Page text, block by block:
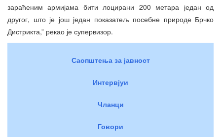
зараћеним армијама бити лоцирани 200 метара један од
другог, што је још један показатељ посебне природе Брчко
Дистрикта,” рекао је супервизор.
Саопштења за јавност
Интервјуи
Чланци
Говори